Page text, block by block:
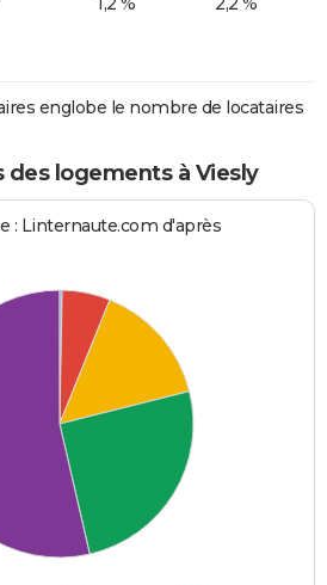
englobe le nombre de locataires
des logements à Viesly
: Linternaute.com d'après